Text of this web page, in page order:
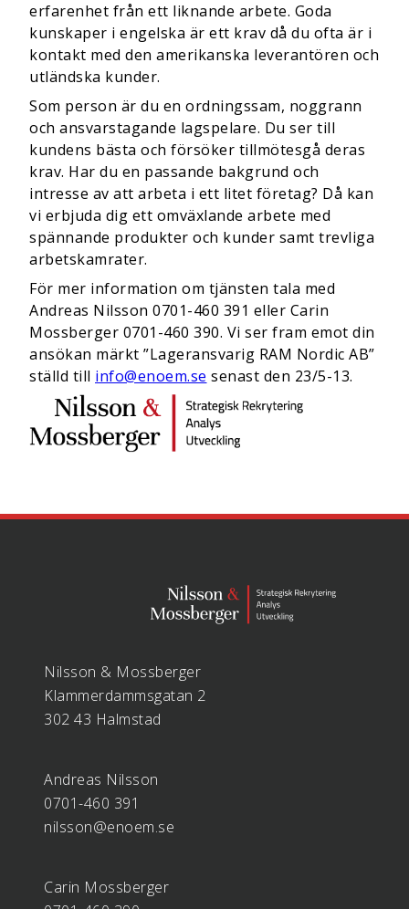
erfarenhet från ett liknande arbete. Goda
kunskaper i engelska är ett krav då du ofta är i
kontakt med den amerikanska leverantören och
utländska kunder.
Som person är du en ordningssam, noggrann
och ansvarstagande lagspelare. Du ser till
kundens bästa och försöker tillmötesgå deras
krav. Har du en passande bakgrund och
intresse av att arbeta i ett litet företag? Då kan
vi erbjuda dig ett omväxlande arbete med
spännande produkter och kunder samt trevliga
arbetskamrater.
För mer information om tjänsten tala med
Andreas Nilsson 0701-460 391 eller Carin
Mossberger 0701-460 390. Vi ser fram emot din
ansökan märkt ”Lageransvarig RAM Nordic AB”
ställd till info@enoem.se senast den 23/5-13.
Nilsson & Mossberger
Klammerdammsgatan 2
302 43 Halmstad
Andreas Nilsson
0701-460 391
nilsson@enoem.se
Carin Mossberger